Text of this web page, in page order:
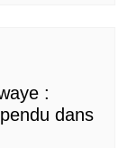
:
dans